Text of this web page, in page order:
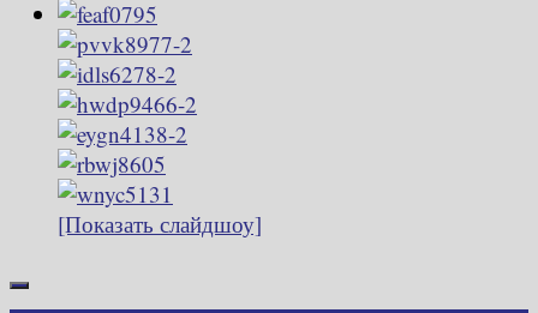
[Показать слайдшоу]